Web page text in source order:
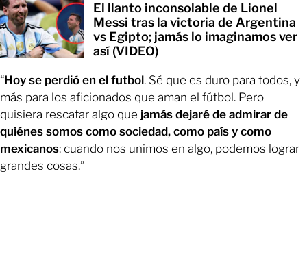
El llanto inconsolable de Lionel
Messi tras la victoria de Argentina
vs Egipto; jamás lo imaginamos ver
así (VIDEO)
“Hoy se perdió en el futbol. Sé que es duro para todos, y
más para los aficionados que aman el fútbol. Pero
quisiera rescatar algo que jamás dejaré de admirar de
quiénes somos como sociedad, como país y como
mexicanos: cuando nos unimos en algo, podemos lograr
grandes cosas.”